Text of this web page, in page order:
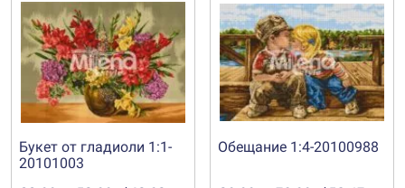
Букет от гладиоли 1:1-
20101003
Обещание 1:4-20100988